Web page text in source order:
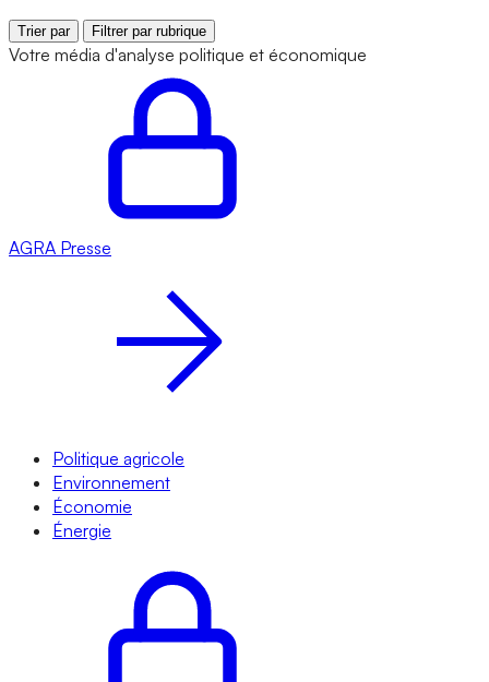
Trier par Filtrer par rubrique
Votre média d'analyse politique et économique
AGRA Presse
Politique agricole
Environnement
Économie
Énergie